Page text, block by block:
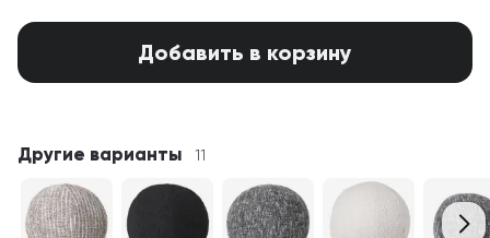
Добавить в корзину
Другие варианты 11